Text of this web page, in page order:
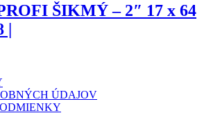
ŠIKMÝ – 2″ 17 x 64
|
ÚDAJOV